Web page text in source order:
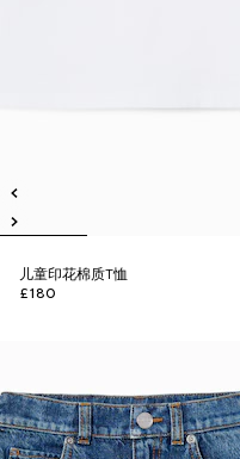
儿童印花棉质T恤
£180